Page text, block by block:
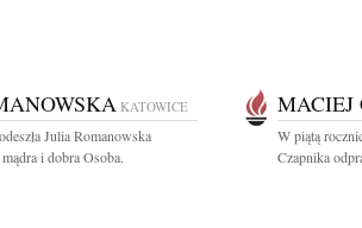
KATOWICE
Julia Romanowska
i dobra Osoba.
MACIEJ
W piątą
Czapnika